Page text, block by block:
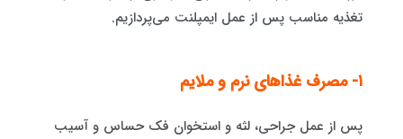
تغذیه مناسب پس از عمل ایمپلنت می‌پردازیم.
۱- مصرف غذاهای نرم و ملایم
پس از عمل جراحی، لثه و استخوان فک حساس و آسیب